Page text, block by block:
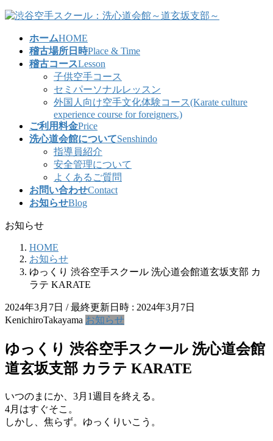
コ
ナ
ホームHOME
稽古場所日時Place & Time
稽古コースLesson
子供空手コース
セミパーソナルレッスン
外国人向け空手文化体験コース(Karate culture
experience course for foreigners.)
ご利用料金Price
洗心道会館についてSenshindo
指導員紹介
安全管理について
よくあるご質問
お問い合わせContact
お知らせBlog
お知らせ
HOME
お知らせ
ゆっくり 渋谷空手スクール 洗心道会館道玄坂支部 カ
ラテ KARATE
2024年3月7日 / 最終更新日時 : 2024年3月7日
KenichiroTakayama お知らせ
ゆっくり 渋谷空手スクール 洗心道会館
道玄坂支部 カラテ KARATE
いつのまにか、3月1週目を終える。
4月はすぐそこ。
しかし、焦らず。ゆっくりいこう。